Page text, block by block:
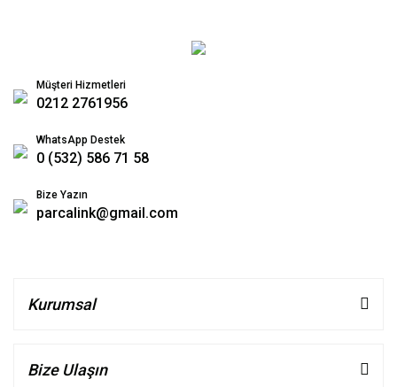
Müşteri Hizmetleri
0212 2761956
WhatsApp Destek
0 (532) 586 71 58
Bize Yazın
parcalink@gmail.com
Kurumsal
Bize Ulaşın